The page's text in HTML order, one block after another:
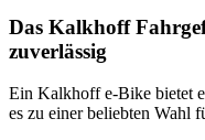
Das Kalkhoff
zuverlässig
Ein Kalkhoff e-Bike bietet
es zu einer beliebten Wahl